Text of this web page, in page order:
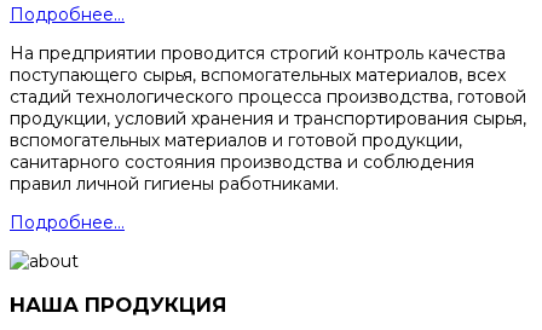
Подробнее...
На предприятии проводится строгий контроль качества
поступающего сырья, вспомогательных материалов, всех
стадий технологического процесса производства, готовой
продукции, условий хранения и транспортирования сырья,
вспомогательных материалов и готовой продукции,
санитарного состояния производства и соблюдения
правил личной гигиены работниками.
Подробнее...
НАША ПРОДУКЦИЯ